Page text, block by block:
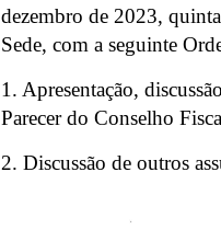
dezembro de 2023,
Sede, com a seguinte
1. Apresentação,
Parecer do Conselho
2. Discussão de outros